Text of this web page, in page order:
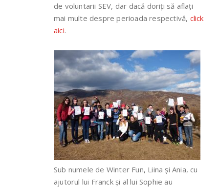
de voluntarii SEV, dar dacă doriți să aflați
mai multe despre perioada respectivă, click
aici.
Sub numele de Winter Fun, Liina și Ania, cu
ajutorul lui Franck și al lui Sophie au